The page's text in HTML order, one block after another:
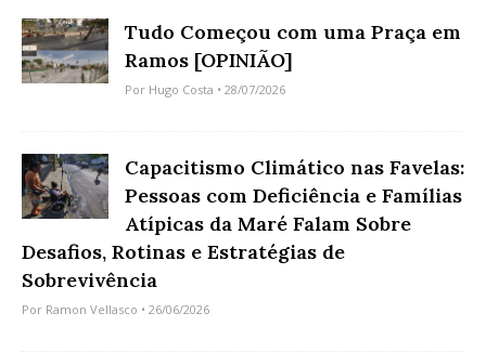
Tudo Começou com uma Praça em
Ramos [OPINIÃO]
Por Hugo Costa • 28/07/2026
Capacitismo Climático nas Favelas:
Pessoas com Deficiência e Famílias
Atípicas da Maré Falam Sobre
Desafios, Rotinas e Estratégias de
Sobrevivência
Por Ramon Vellasco • 26/06/2026